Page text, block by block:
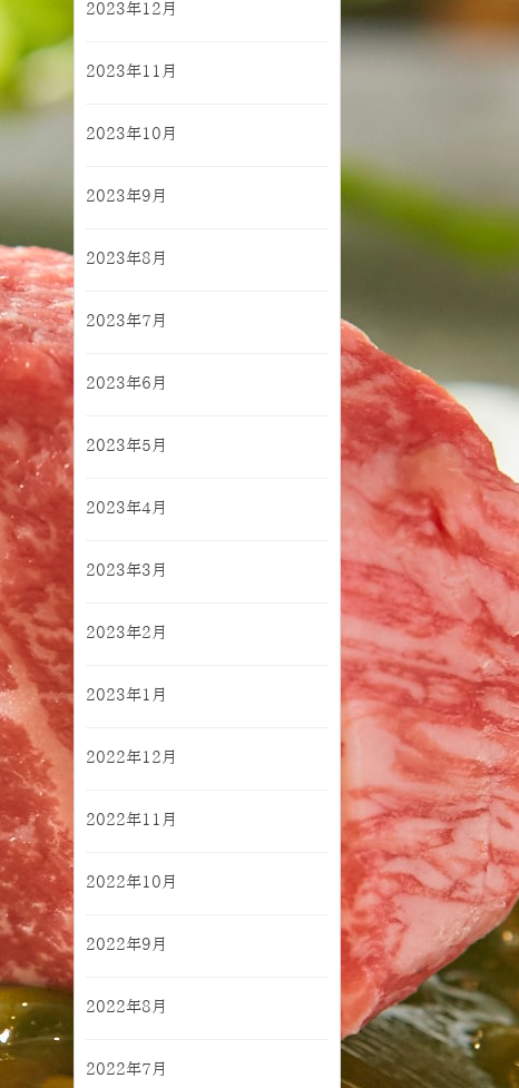
2023年12月
2023年11月
2023年10月
2023年9月
2023年8月
2023年7月
2023年6月
2023年5月
2023年4月
2023年3月
2023年2月
2023年1月
2022年12月
2022年11月
2022年10月
2022年9月
2022年8月
2022年7月